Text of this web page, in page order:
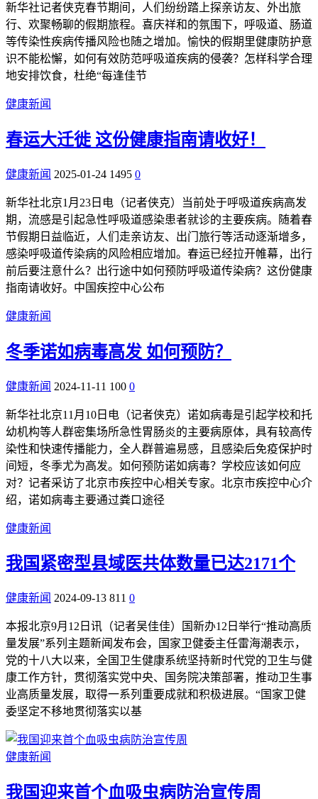
新华社记者侠克春节期间，人们纷纷踏上探亲访友、外出旅
行、欢聚畅聊的假期旅程。喜庆祥和的氛围下，呼吸道、肠道
等传染性疾病传播风险也随之增加。愉快的假期里健康防护意
识不能松懈，如何有效防范呼吸道疾病的侵袭？怎样科学合理
地安排饮食，杜绝“每逢佳节
健康新闻
春运大迁徙 这份健康指南请收好！
健康新闻 2025-01-24 1495 0
新华社北京1月23日电（记者侠克）当前处于呼吸道疾病高发
期，流感是引起急性呼吸道感染患者就诊的主要疾病。随着春
节假期日益临近，人们走亲访友、出门旅行等活动逐渐增多，
感染呼吸道传染病的风险相应增加。春运已经拉开帷幕，出行
前后要注意什么？出行途中如何预防呼吸道传染病？这份健康
指南请收好。中国疾控中心公布
健康新闻
冬季诺如病毒高发 如何预防？
健康新闻 2024-11-11 100 0
新华社北京11月10日电（记者侠克）诺如病毒是引起学校和托
幼机构等人群密集场所急性胃肠炎的主要病原体，具有较高传
染性和快速传播能力，全人群普遍易感，且感染后免疫保护时
间短，冬季尤为高发。如何预防诺如病毒？学校应该如何应
对？记者采访了北京市疾控中心相关专家。北京市疾控中心介
绍，诺如病毒主要通过粪口途径
健康新闻
我国紧密型县域医共体数量已达2171个
健康新闻 2024-09-13 811 0
本报北京9月12日讯（记者吴佳佳）国新办12日举行“推动高质
量发展”系列主题新闻发布会，国家卫健委主任雷海潮表示，
党的十八大以来，全国卫生健康系统坚持新时代党的卫生与健
康工作方针，贯彻落实党中央、国务院决策部署，推动卫生事
业高质量发展，取得一系列重要成就和积极进展。“国家卫健
委坚定不移地贯彻落实以基
健康新闻
我国迎来首个血吸虫病防治宣传周